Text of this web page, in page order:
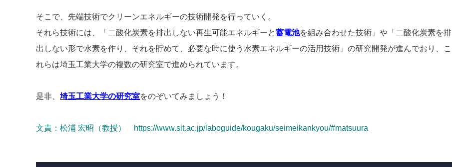
そこで、先端技術でクリーンエネルギーの技術開発を行っていく。
それら技術には、「二酸化炭素を排出しない再生可能エネルギーと蓄電池を組み合わせた技術」や「二酸化炭素を排
出しない形で水素を作り、それを貯めて、必要な時に使う水素エネルギーの活用技術」の研究開発が進んでおり、こ
れらは埼玉工業大学の複数の研究室で進められています。
是非、 埼玉工業大学の研究室をのぞいてみましょう！
文責： 松浦 宏昭（教授） https://www.sit.ac.jp/laboguide/kougaku/seimeikankyou/#matsuura